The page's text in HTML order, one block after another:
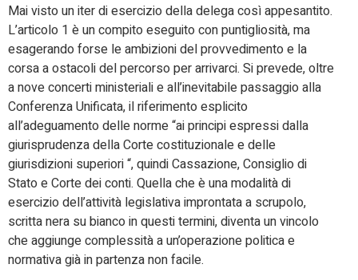
Mai visto un iter di esercizio della delega così appesantito.
L’articolo 1 è un compito eseguito con puntigliosità, ma
esagerando forse le ambizioni del provvedimento e la
corsa a ostacoli del percorso per arrivarci. Si prevede, oltre
a nove concerti ministeriali e all’inevitabile passaggio alla
Conferenza Unificata, il riferimento esplicito
all’adeguamento delle norme “ai principi espressi dalla
giurisprudenza della Corte costituzionale e delle
giurisdizioni superiori “, quindi Cassazione, Consiglio di
Stato e Corte dei conti. Quella che è una modalità di
esercizio dell’attività legislativa improntata a scrupolo,
scritta nera su bianco in questi termini, diventa un vincolo
che aggiunge complessità a un’operazione politica e
normativa già in partenza non facile.